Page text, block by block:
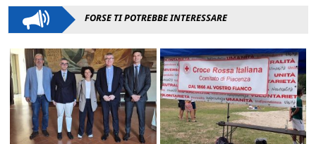
FORSE TI POTREBBE INTERESSARE